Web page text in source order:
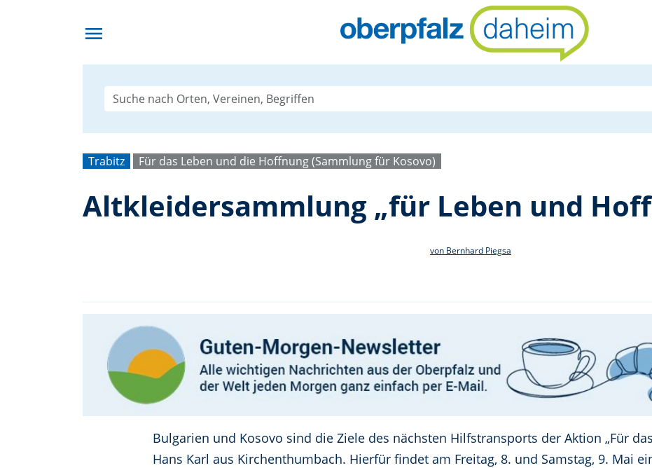
menu
Trabitz Für das Leben und die Hoffnung (Sammlung für Kosovo)
Altkleidersammlung „für Leben und
von Bernhard Piegsa
Bulgarien und Kosovo sind die Ziele des nächsten Hilfstransports der Aktion „Für
Hans Karl aus Kirchenthumbach. Hierfür findet am Freitag, 8. und Samstag, 9. Mai